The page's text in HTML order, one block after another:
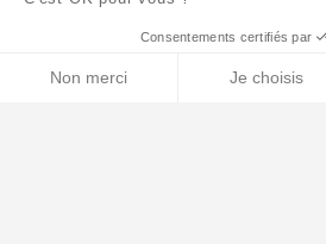
Consentements certifiés par
Non merci Je choisis